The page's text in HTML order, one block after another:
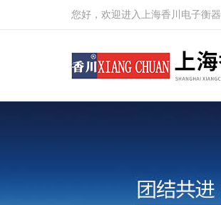
您好，欢迎进入上海香川电子衡